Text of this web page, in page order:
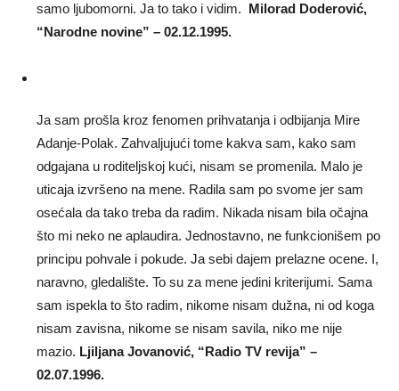
samo ljubomorni. Ja to tako i vidim. Milorad Doderović,
“Narodne novine” – 02.12.1995.
Ja sam prošla kroz fenomen prihvatanja i odbijanja Mire
Adanje-Polak. Zahvaljujući tome kakva sam, kako sam
odgajana u roditeljskoj kući, nisam se promenila. Malo je
uticaja izvršeno na mene. Radila sam po svome jer sam
osećala da tako treba da radim. Nikada nisam bila očajna
što mi neko ne aplaudira. Jednostavno, ne funkcionišem po
principu pohvale i pokude. Ja sebi dajem prelazne ocene. I,
naravno, gledalište. To su za mene jedini kriterijumi. Sama
sam ispekla to što radim, nikome nisam dužna, ni od koga
nisam zavisna, nikome se nisam savila, niko me nije
mazio. Ljiljana Jovanović, “Radio TV revija” –
02.07.1996.